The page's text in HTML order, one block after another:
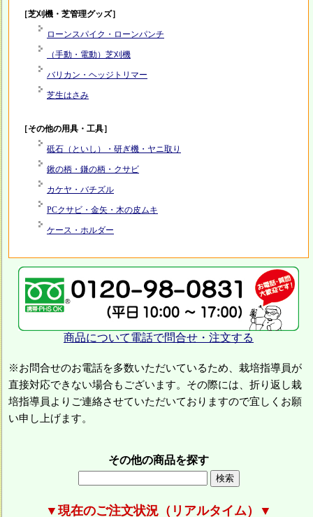
［芝刈機・芝管理グッズ］
ローンスパイク・ローンパンチ
（手動・電動）芝刈機
バリカン・ヘッジトリマー
芝生はさみ
［その他の用具・工具］
砥石（といし）・研ぎ機・ヤニ取り
鍬の柄・鎌の柄・クサビ
カケヤ・バチズル
PCクサビ・金矢・木の皮ムキ
ケース・ホルダー
商品について電話で問合せ・注文する
※お問合せのお電話を多数いただいているため、栽培指導員が
直接対応できない場合もございます。その際には、折り返し栽
培指導員よりご連絡させていただいておりますので宜しくお願
い申し上げます。
その他の商品を探す
▼現在のご注文状況（リアルタイム）▼